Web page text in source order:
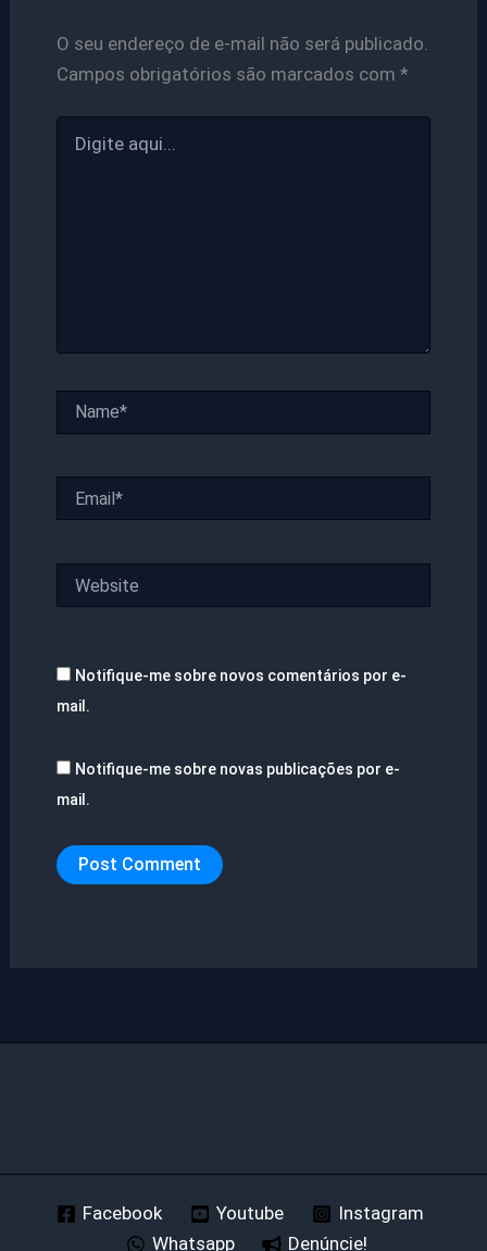
O seu endereço de e-mail não será publicado.
Campos obrigatórios são marcados com *
aqui...
Notifique-me sobre novos comentários por e-
mail.
Notifique-me sobre novas publicações por e-
mail.
Facebook Youtube
Instagram
Whatsapp
Denúncie!